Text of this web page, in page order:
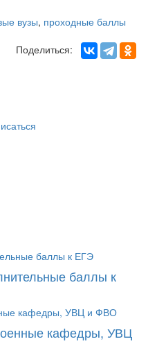
вузы, проходные баллы
Поделиться:
баллы к
кафедры, УВЦ